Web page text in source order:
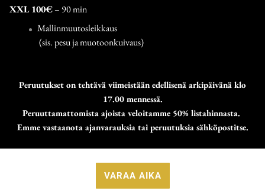
XXL 100€– 90 min
Mallinmuutosleikkaus
​ (sis. pesu ja muotoonkuivaus)
​Peruutukset on tehtävä viimeistään edellisenä arkipäivänä klo
17.00 mennessä.
Peruuttamattomista ajoista veloitamme 50% listahinnasta.
Emme vastaanota ajanvarauksia tai peruutuksia sähköpostitse.
VARAA AIKA